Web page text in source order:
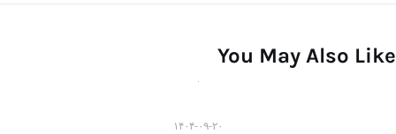
You May Also Like
۱۴۰۴-۰۹-۲۰